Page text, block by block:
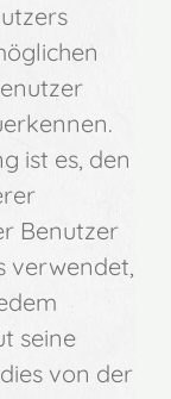
ist es, den
Benutzer
verwendet,
seine
von der